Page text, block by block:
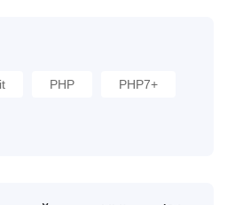
PHP PHP7+